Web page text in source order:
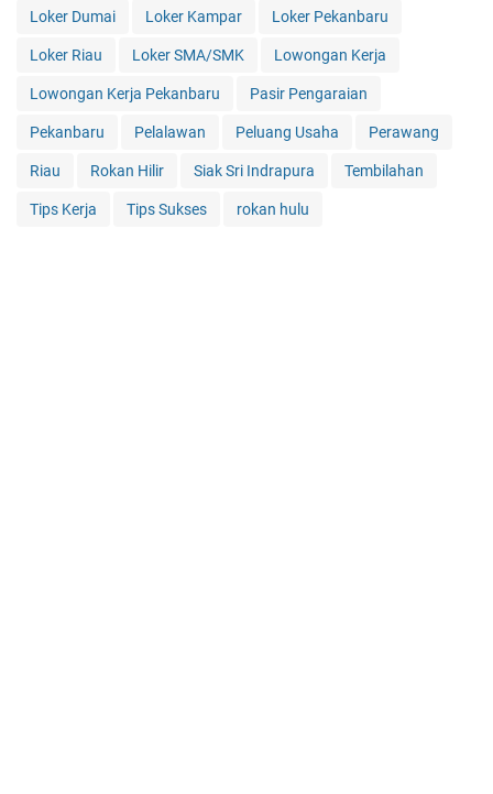
Loker Dumai Loker Kampar Loker Pekanbaru
Loker Riau Loker SMA/SMK Lowongan Kerja
Lowongan Kerja Pekanbaru Pasir Pengaraian
Pekanbaru Pelalawan Peluang Usaha Perawang
Riau Rokan Hilir Siak Sri Indrapura Tembilahan
Tips Kerja Tips Sukses rokan hulu